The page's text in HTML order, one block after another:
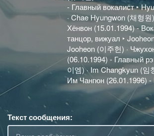
- Главный вокалист ‣
· Chae Hyungwon (채형원
Хёнвон (15.01.1994) -
танцор, вижуал ‣
Jooheon (이주헌) ·
(06.10.1994) - Главный
이엠) · Im Changkyun (임
Им Чангюн (26.01.1996)
Текст сообщения: